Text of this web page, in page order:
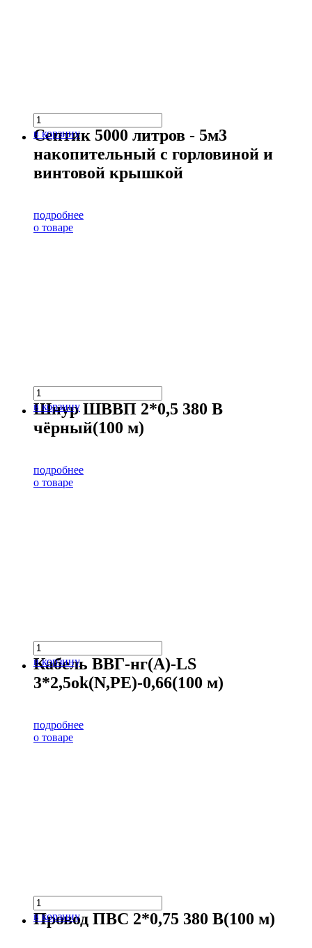
в корзину
Септик 5000 литров - 5м3
накопительный с горловиной и
винтовой крышкой
подробнее
о товаре
в корзину
Шнур ШВВП 2*0,5 380 В
чёрный(100 м)
подробнее
о товаре
в корзину
Кабель ВВГ-нг(А)-LS
3*2,5ok(N,PE)-0,66(100 м)
подробнее
о товаре
в корзину
Провод ПВС 2*0,75 380 В(100 м)